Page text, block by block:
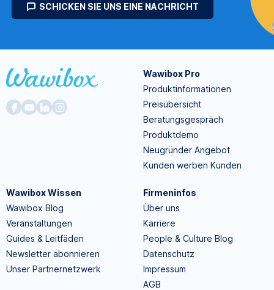
SCHICKEN SIE UNS EINE NACHRICHT
Wawibox Pro
Produktinformationen
Preisübersicht
Beratungsgespräch
Produktdemo
Neugründer Angebot
Kunden werben Kunden
Wawibox Wissen
Wawibox Blog
Veranstaltungen
Guides & Leitfäden
Newsletter abonnieren
Unser Partnernetzwerk
Firmeninfos
Über uns
Karriere
People & Culture Blog
Datenschutz
Impressum
AGB